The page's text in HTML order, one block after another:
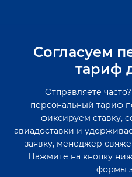
Согласуем
тариф
Отправляете
персональный тариф
фиксируем ставку,
авиадоставки и
заявку, менеджер
Нажмите на кнопку
формы